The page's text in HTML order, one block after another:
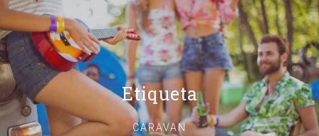
Etiqueta
CARAVAN